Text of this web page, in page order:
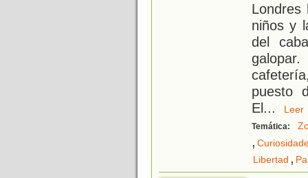
niños y
del
puesto
El...
Temática:
,
Libertad ,